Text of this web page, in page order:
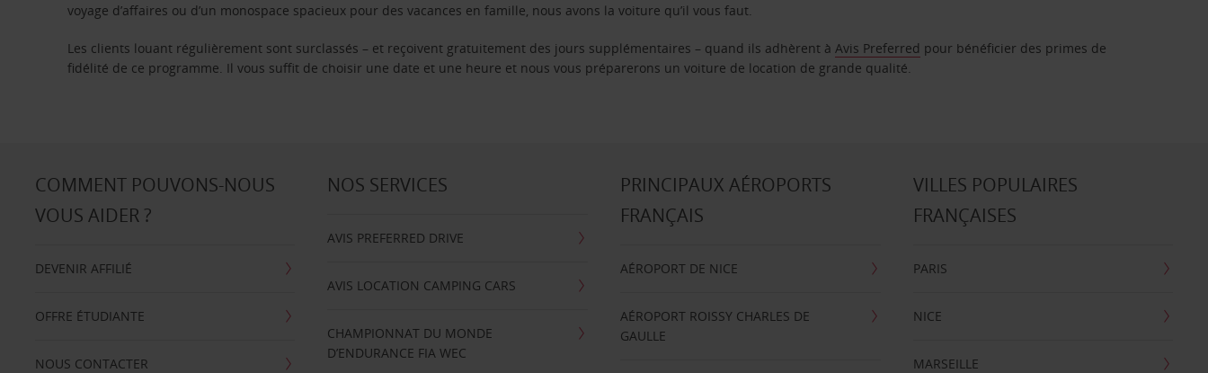
voyage d’affaires ou d’un monospace spacieux pour des vacances en famille, nous avons la voiture qu’il vous faut.
Les clients louant régulièrement sont surclassés – et reçoivent gratuitement des jours supplémentaires – quand ils adhèrent àAvis Preferred pour bénéficier des primes de
fidélité de ce programme. Il vous suffit de choisir une date et une heure et nous vous préparerons un voiture de location de grande qualité.
COMMENT POUVONS-NOUS
VOUS AIDER ?
DEVENIR AFFILIÉ
OFFRE ÉTUDIANTE
NOUS CONTACTER
NOS SERVICES
AVIS PREFERRED DRIVE
AVIS LOCATION CAMPING CARS
CHAMPIONNAT DU MONDE
D’ENDURANCE FIA WEC
PRINCIPAUX AÉROPORTS
FRANÇAIS
AÉROPORT DE NICE
AÉROPORT ROISSY CHARLES DE
GAULLE
VILLES POPULAIRES
FRANÇAISES
PARIS
NICE
MARSEILLE